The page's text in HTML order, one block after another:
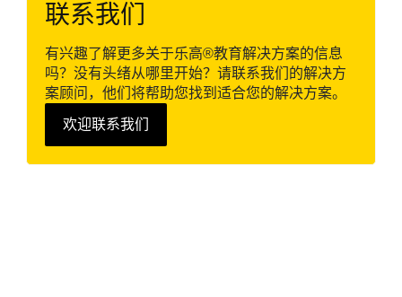
联系我们
有兴趣了解更多关于乐高®教育解决方案的信息
吗？没有头绪从哪里开始？请联系我们的解决方
案顾问，他们将帮助您找到适合您的解决方案。
欢迎联系我们